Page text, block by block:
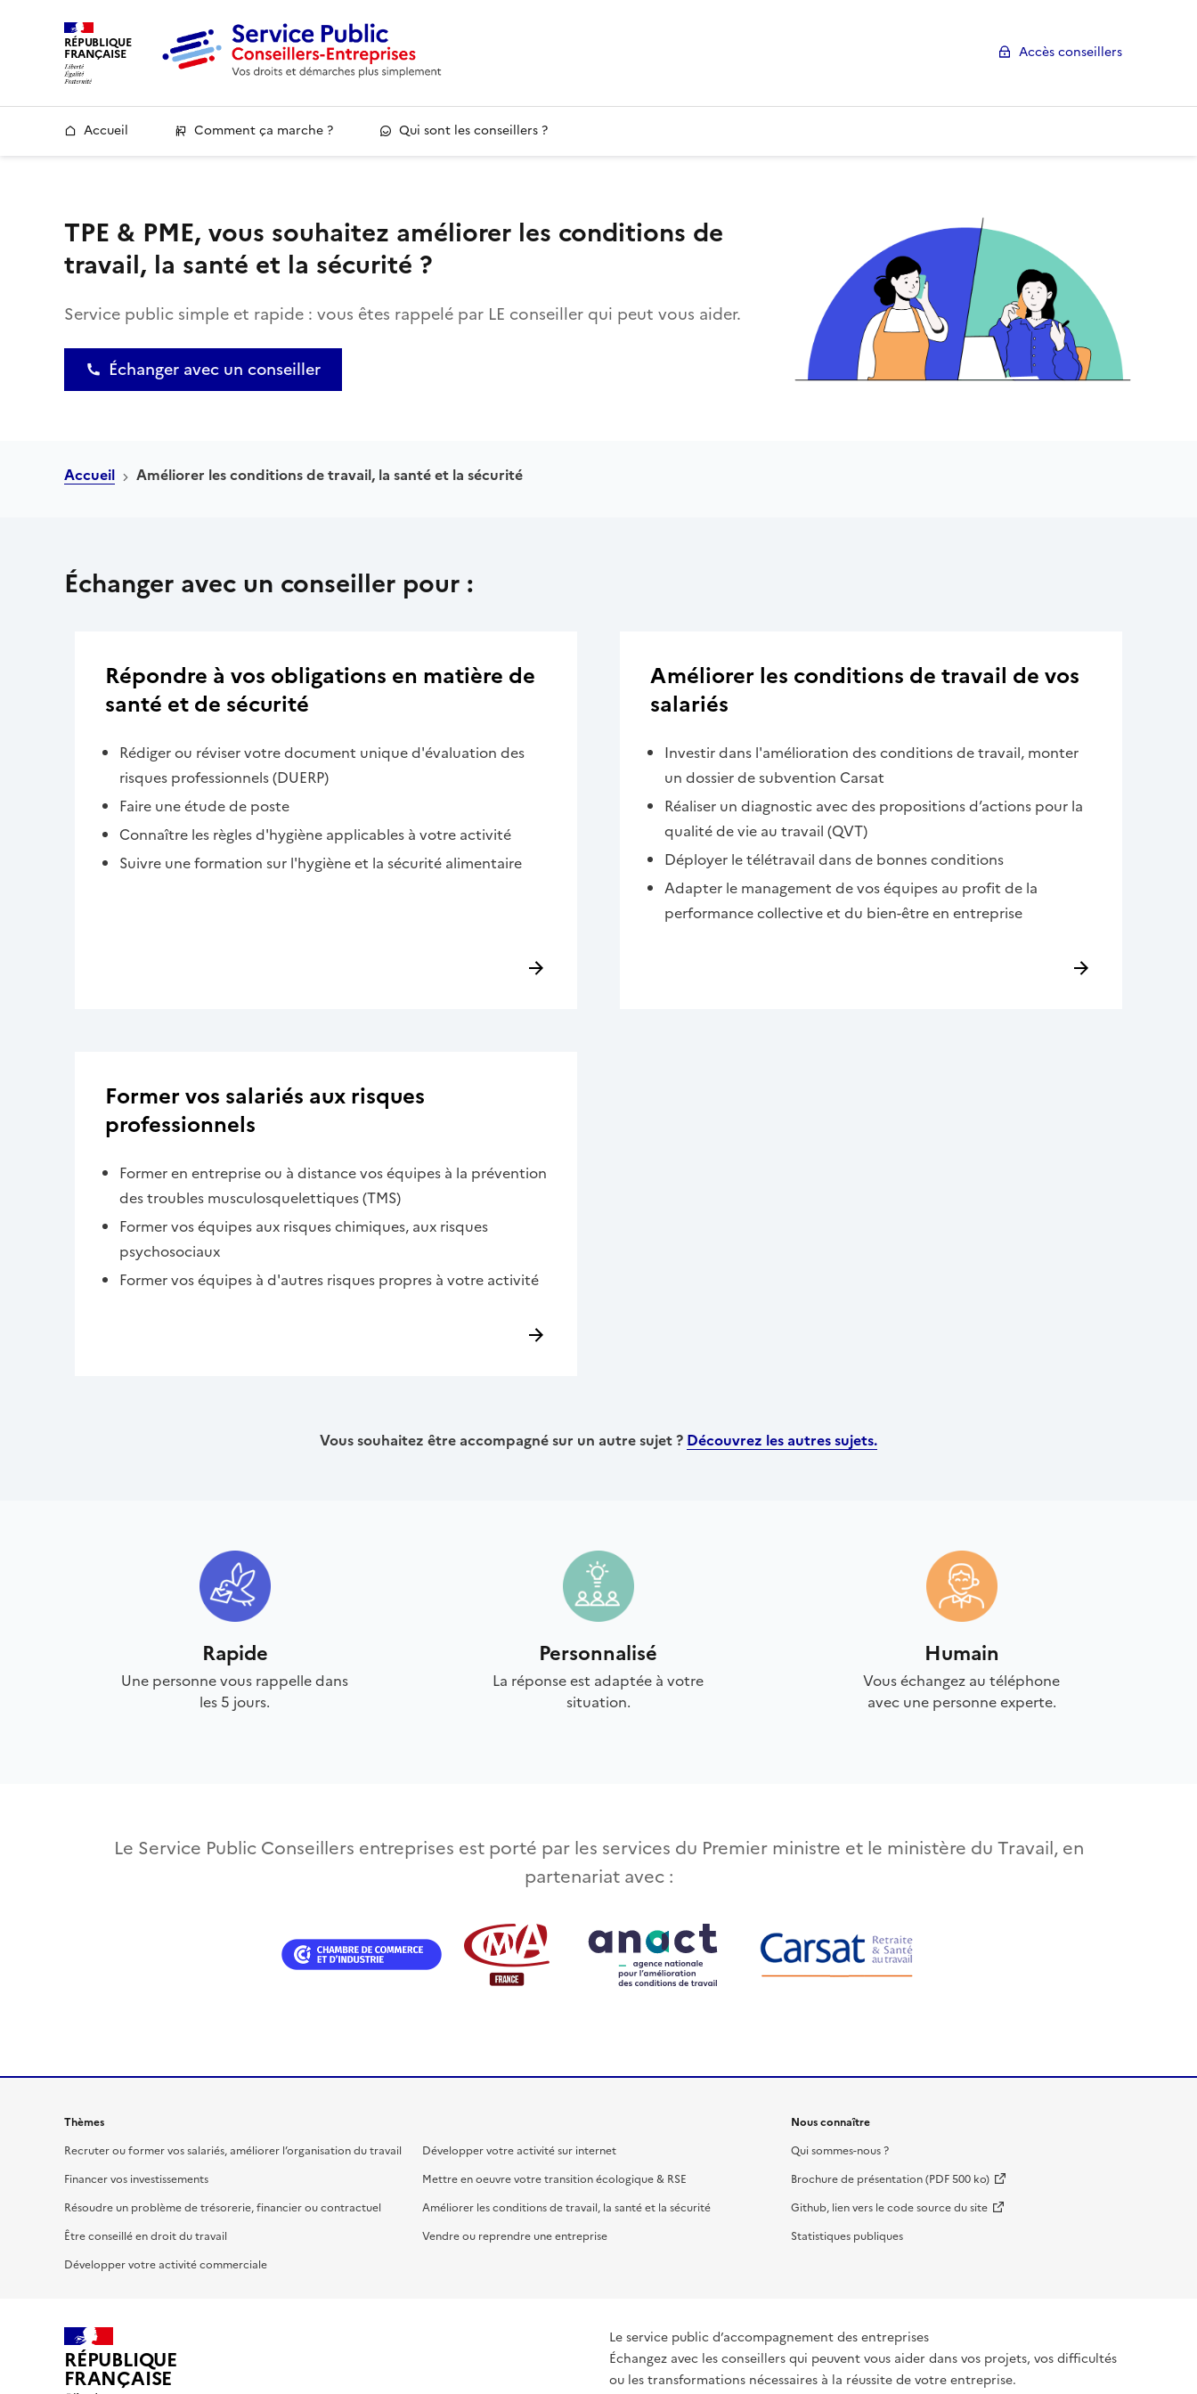
RÉPUBLIQUE
FRANÇAISE Accès conseillers
Accueil Comment ça marche ? Qui sont les conseillers ?
TPE & PME, vous souhaitez améliorer les conditions de
travail, la santé et la sécurité ?
Service public simple et rapide : vous êtes rappelé par LE conseiller qui peut vous aider.
Échanger avec un conseiller
Accueil Améliorer les conditions de travail, la santé et la sécurité
Échanger avec un conseiller pour :
Répondre à vos obligations en matière de
santé et de sécurité
Rédiger ou réviser votre document unique d'évaluation des
risques professionnels (DUERP)
Faire une étude de poste
Connaître les règles d'hygiène applicables à votre activité
Suivre une formation sur l'hygiène et la sécurité alimentaire
Améliorer les conditions de travail de vos
salariés
Investir dans l'amélioration des conditions de travail, monter
un dossier de subvention Carsat
Réaliser un diagnostic avec des propositions d’actions pour la
qualité de vie au travail (QVT)
Déployer le télétravail dans de bonnes conditions
Adapter le management de vos équipes au profit de la
performance collective et du bien-être en entreprise
Former vos salariés aux risques
professionnels
Former en entreprise ou à distance vos équipes à la prévention
des troubles musculosquelettiques (TMS)
Former vos équipes aux risques chimiques, aux risques
psychosociaux
Former vos équipes à d'autres risques propres à votre activité
Vous souhaitez être accompagné sur un autre sujet ? Découvrez les autres sujets.
Rapide
Une personne vous rappelle dans
les 5 jours.
Personnalisé
La réponse est adaptée à votre
situation.
Humain
Vous échangez au téléphone
avec une personne experte.
Le Service Public Conseillers entreprises est porté par les services du Premier ministre et le ministère du Travail, en
partenariat avec :
Thèmes
Recruter ou former vos salariés, améliorer l’organisation du travail
Financer vos investissements
Résoudre un problème de trésorerie, financier ou contractuel
Être conseillé en droit du travail
Développer votre activité commerciale
Développer votre activité sur internet
Mettre en oeuvre votre transition écologique & RSE
Améliorer les conditions de travail, la santé et la sécurité
Vendre ou reprendre une entreprise
Nous connaître
Qui sommes-nous ?
Brochure de présentation (PDF 500 ko)
Github, lien vers le code source du site
Statistiques publiques
RÉPUBLIQUE
FRANÇAISE
Le service public d’accompagnement des entreprises
Échangez avec les conseillers qui peuvent vous aider dans vos projets, vos difficultés
ou les transformations nécessaires à la réussite de votre entreprise.